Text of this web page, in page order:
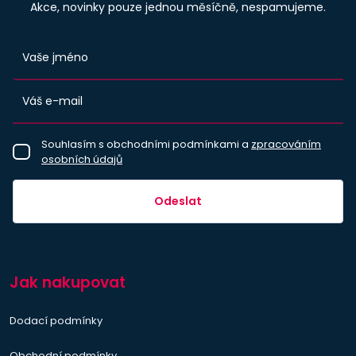
Akce, novinky pouze jednou měsíčně, nespamujeme.
Souhlasím s obchodními podmínkami a zpracováním
osobních údajů
Odeslat
Jak nakupovat
Dodací podmínky